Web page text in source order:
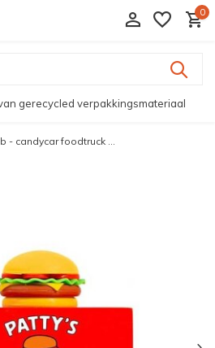
0
gerecycled verpakkingsmateriaal
- candycar foodtruck ...